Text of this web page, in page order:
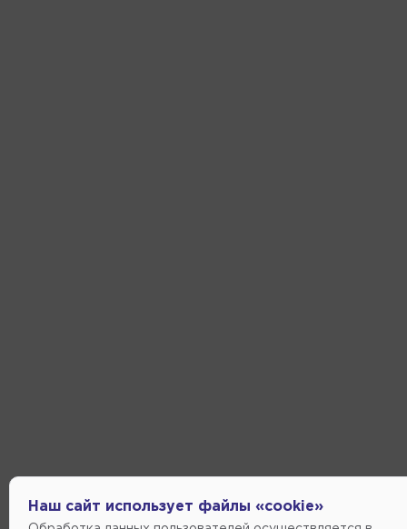
Наш сайт использует файлы «cookie»